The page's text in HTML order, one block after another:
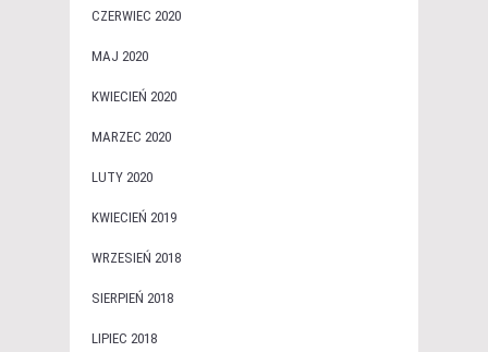
CZERWIEC 2020
MAJ 2020
KWIECIEŃ 2020
MARZEC 2020
LUTY 2020
KWIECIEŃ 2019
WRZESIEŃ 2018
SIERPIEŃ 2018
LIPIEC 2018